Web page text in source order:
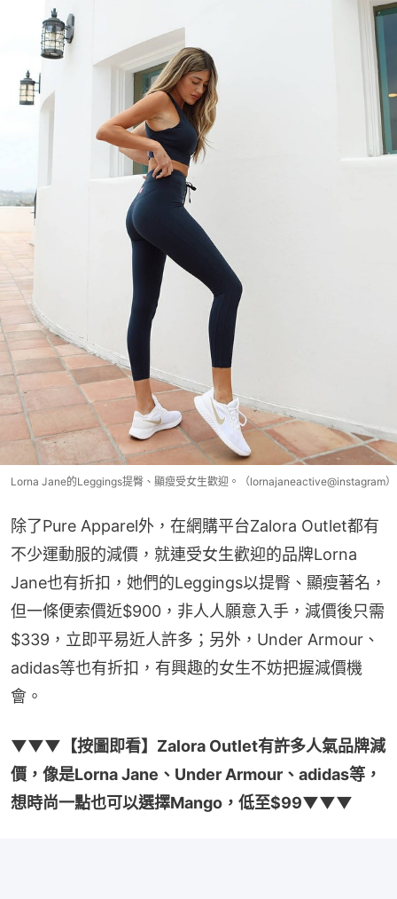
Lorna Jane的Leggings提臀、顯瘦受女生歡迎。（lornajaneactive@instagram）
除了Pure Apparel外，在網購平台Zalora Outlet都有
不少運動服的減價，就連受女生歡迎的品牌Lorna
Jane也有折扣，她們的Leggings以提臀、顯瘦著名，
但一條便索價近$900，非人人願意入手，減價後只需
$339，立即平易近人許多；另外，Under Armour、
adidas等也有折扣，有興趣的女生不妨把握減價機
會。
▼▼▼【按圖即看】Zalora Outlet有許多人氣品牌減
價，像是Lorna Jane、Under Armour、adidas等，
想時尚一點也可以選擇Mango，低至$99▼▼▼